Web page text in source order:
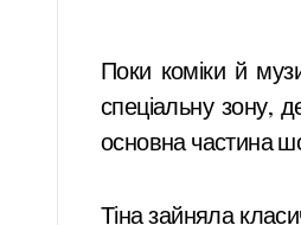
Поки коміки й
спеціальну зону,
основна частина
Тіна зайняла